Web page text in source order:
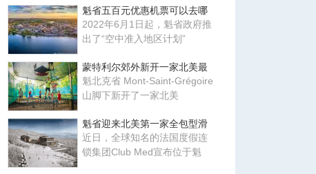
魁省五百元优惠机票可以去哪
2022年6月1日起，魁省政府推
出了“空中准入地区计划”
蒙特利尔郊外新开一家北美最
魁北克省 Mont-Saint-Grégoire
山脚下新开了一家北美
魁省迎来北美第一家全包型滑
近日，全球知名的法国度假连
锁集团Club Med宣布位于魁